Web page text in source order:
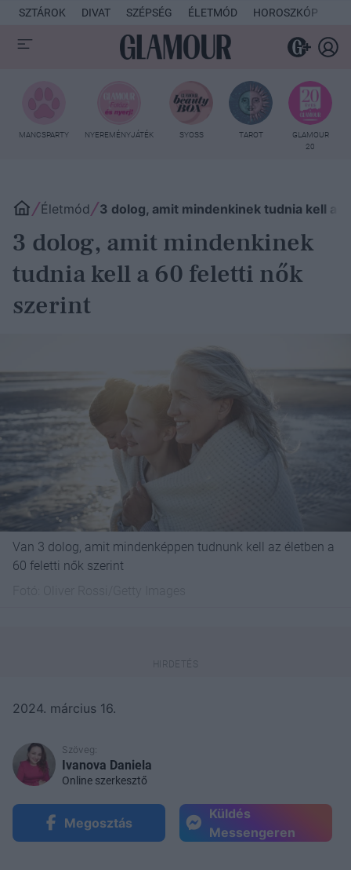
SZTÁROK DIVAT SZÉPSÉG ÉLETMÓD HOROSZKÓP
MANCSPARTY NYEREMÉNYJÁTÉK SYOSS TAROT
GLAMOUR
20
Életmód 3 dolog, amit mindenkinek tudnia kell a
3 dolog, amit mindenkinek
tudnia kell a 60 feletti nők
szerint
Van 3 dolog, amit mindenképpen tudnunk kell az életben a
60 feletti nők szerint
2024. március 16.
Szöveg:
Ivanova Daniela
Online szerkesztő
Megosztás
Küldés
Messengeren